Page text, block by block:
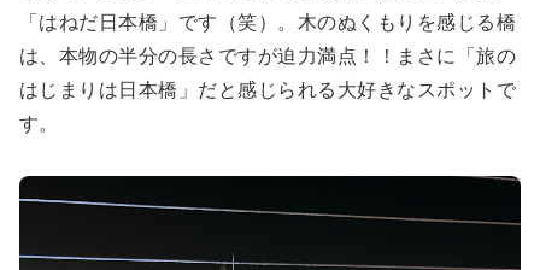
「はねだ日本橋」です（笑）。木のぬくもりを感じる橋
は、本物の半分の長さですが迫力満点！！まさに「旅の
はじまりは日本橋」だと感じられる大好きなスポットで
す。